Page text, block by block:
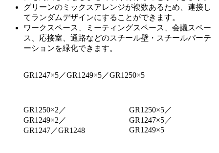
グリーンのミックスアレンジが複数あるため、連接し
てランダムデザインにすることができます。
ワークスペース、ミーティングスペース、会議スペー
ス、応接室、通路などのスチール壁・スチールパーテ
ーションを緑化できます。
GR1247×5／GR1249×5／GR1250×5
GR1250×2／
GR1249×2／
GR1247／GR1248
GR1250×5／
GR1247×5／
GR1249×5